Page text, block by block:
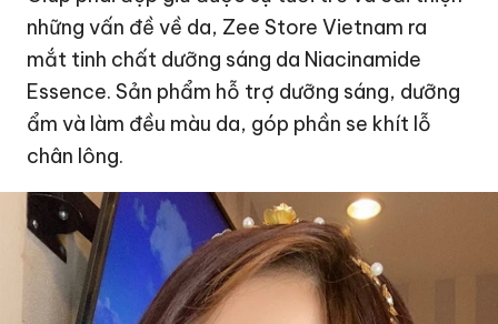
những vấn đề về da, Zee Store Vietnam ra
mắt tinh chất dưỡng sáng da Niacinamide
Essence. Sản phẩm hỗ trợ dưỡng sáng, dưỡng
ẩm và làm đều màu da, góp phần se khít lỗ
chân lông.